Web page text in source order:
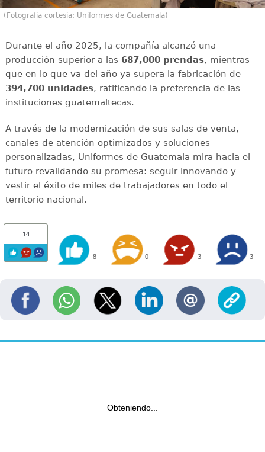
(Fotografía cortesía: Uniformes de Guatemala)
Durante el año 2025, la compañía alcanzó una
producción superior a las 687,000 prendas, mientras
que en lo que va del año ya supera la fabricación de
394,700 unidades, ratificando la preferencia de las
instituciones guatemaltecas.
A través de la modernización de sus salas de venta,
canales de atención optimizados y soluciones
personalizadas, Uniformes de Guatemala mira hacia el
futuro revalidando su promesa: seguir innovando y
vestir el éxito de miles de trabajadores en todo el
territorio nacional.
14
8 0 3 3
Obteniendo...